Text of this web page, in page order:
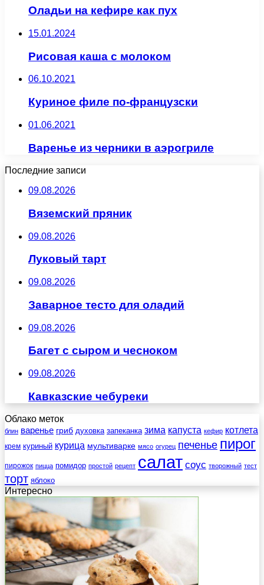
Оладьи на кефире как пух
15.01.2024
Рисовая каша с молоком
06.10.2021
Куриное филе по-французски
01.06.2021
Варенье из черники в аэрогриле
Последние записи
09.08.2026
Вяземский пряник
09.08.2026
Луковый тарт
09.08.2026
Заварное тесто для оладий
09.08.2026
Багет с сыром и чесноком
09.08.2026
Кавказские чебуреки
Облако меток
блин варенье гриб духовка запеканка зима капуста кефир котлета
крем куриный курица мультиварке мясо огурец печенье пирог
пирожок пицца помидор простой рецепт салат соус творожный тест
торт яблоко
Интересно